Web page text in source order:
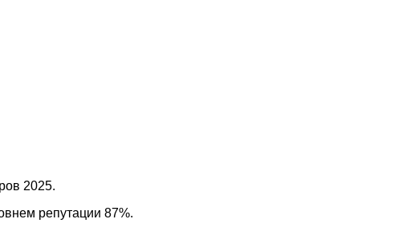
2025.
репутации 87%.